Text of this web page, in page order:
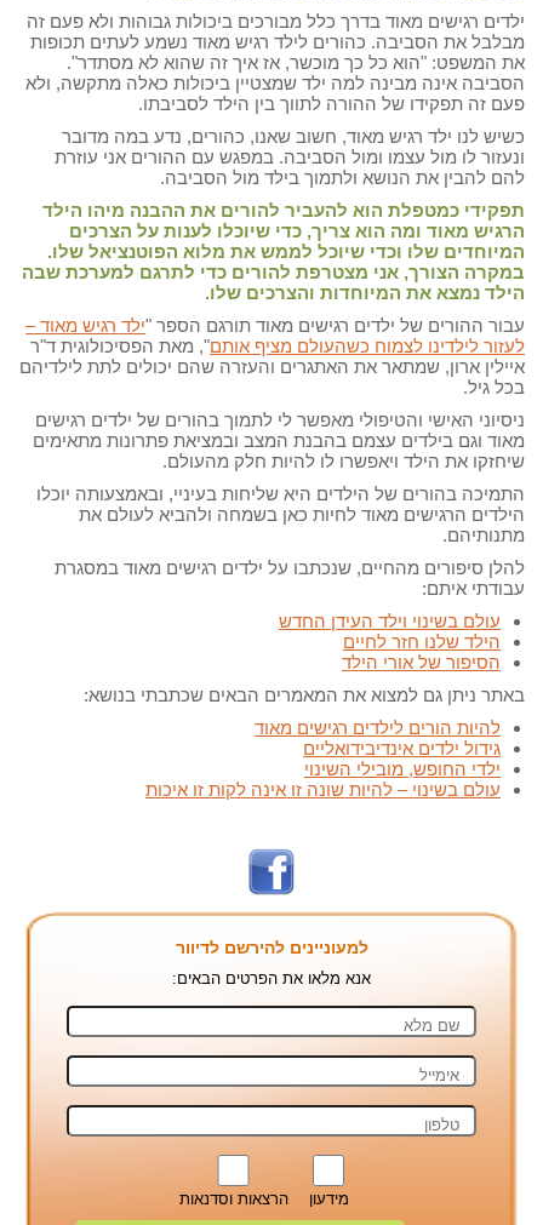
ילדים רגישים מאוד בדרך כלל מבורכים ביכולות גבוהות ולא פעם זה
מבלבל את הסביבה. כהורים לילד רגיש מאוד נשמע לעתים תכופות
את המשפט: "הוא כל כך מוכשר, אז איך זה שהוא לא מסתדר".
הסביבה אינה מבינה למה ילד שמצטיין ביכולות כאלה מתקשה, ולא
פעם זה תפקידו של ההורה לתווך בין הילד לסביבתו.
כשיש לנו ילד רגיש מאוד, חשוב שאנו, כהורים, נדע במה מדובר
ונעזור לו מול עצמו ומול הסביבה. במפגש עם ההורים אני עוזרת
להם להבין את הנושא ולתמוך בילד מול הסביבה.
תפקידי כמטפלת הוא להעביר להורים את ההבנה מיהו הילד
הרגיש מאוד ומה הוא צריך, כדי שיוכלו לענות על הצרכים
המיוחדים שלו וכדי שיוכל לממש את מלוא הפוטנציאל שלו.
במקרה הצורך, אני מצטרפת להורים כדי לתרגם למערכת שבה
הילד נמצא את המיוחדות והצרכים שלו.
עבור ההורים של ילדים רגישים מאוד תורגם הספר "ילד רגיש מאוד –
לעזור לילדינו לצמוח כשהעולם מציף אותם", מאת הפסיכולוגית ד"ר
איילין ארון, שמתאר את האתגרים והעזרה שהם יכולים לתת לילדיהם
בכל גיל.
ניסיוני האישי והטיפולי מאפשר לי לתמוך בהורים של ילדים רגישים
מאוד וגם בילדים עצמם בהבנת המצב ובמציאת פתרונות מתאימים
שיחזקו את הילד ויאפשרו לו להיות חלק מהעולם.
התמיכה בהורים של הילדים היא שליחות בעיניי, ובאמצעותה יוכלו
הילדים הרגישים מאוד לחיות כאן בשמחה ולהביא לעולם את
מתנותיהם.
להלן סיפורים מהחיים, שנכתבו על ילדים רגישים מאוד במסגרת
עבודתי איתם:
עולם בשינוי וילד העידן החדש
הילד שלנו חזר לחיים
הסיפור של אורי הילד
באתר ניתן גם למצוא את המאמרים הבאים שכתבתי בנושא:
להיות הורים לילדים רגישים מאוד
גידול ילדים אינדיבידואליים
ילדי החופש, מובילי השינוי
עולם בשינוי – להיות שונה זו אינה לקות זו איכות
למעוניינים להירשם לדיוור
אנא מלאו את הפרטים הבאים:
מידעון הרצאות וסדנאות